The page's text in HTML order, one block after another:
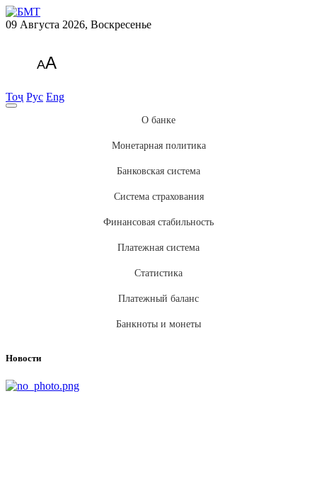
09 Августа 2026, Воскресенье
AA
Тоҷ Рус Eng
О банке
Монетарная политика
Банковская система
Система страхования
Финансовая стабильность
Платежная система
Статистика
Платежный баланс
Банкноты и монеты
Новости